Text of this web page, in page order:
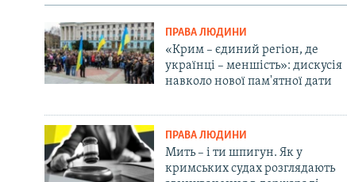
ПРАВА ЛЮДИНИ
«Крим – єдиний регіон, де
українці – меншість»: дискусія
навколо нової пам'ятної дати
ПРАВА ЛЮДИНИ
Мить – і ти шпигун. Як у
кримських судах розглядають